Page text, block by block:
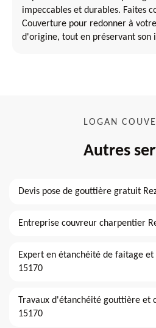
impeccables et durables. Faites
Couverture pour redonner à
d'origine, tout en préservant son
LOGAN
Autres
Devis pose de gouttière gratuit
Entreprise couvreur charpentier
Expert en étanchéité de faitage
15170
Travaux d'étanchéité gouttière et
15170